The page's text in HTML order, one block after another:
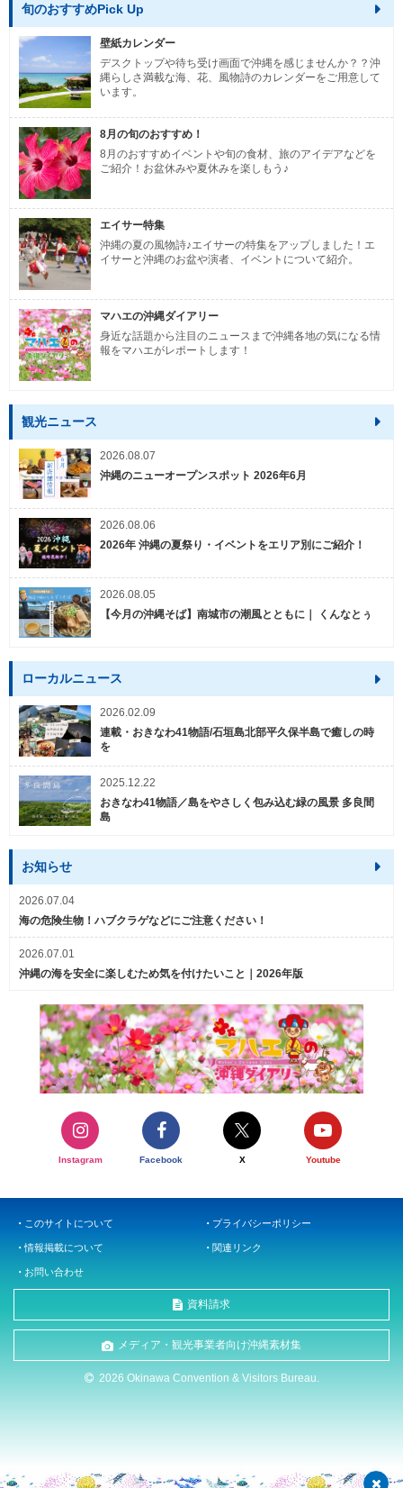
旬のおすすめPick Up
壁紙カレンダー
デスクトップや待ち受け画面で沖縄を感じませんか？？沖
縄らしさ満載な海、花、風物詩のカレンダーをご用意して
います。
8月の旬のおすすめ！
8月のおすすめイベントや旬の食材、旅のアイデアなどを
ご紹介！お盆休みや夏休みを楽しもう♪
エイサー特集
沖縄の夏の風物詩♪エイサーの特集をアップしました！エ
イサーと沖縄のお盆や演者、イベントについて紹介。
マハエの沖縄ダイアリー
身近な話題から注目のニュースまで沖縄各地の気になる情
報をマハエがレポートします！
観光ニュース
2026.08.07
沖縄のニューオープンスポット 2026年6月
2026.08.06
2026年 沖縄の夏祭り・イベントをエリア別にご紹介！
2026.08.05
【今月の沖縄そば】南城市の潮風とともに｜ くんなとぅ
ローカルニュース
2026.02.09
連載・おきなわ41物語/石垣島北部平久保半島で癒しの時
を
2025.12.22
おきなわ41物語／島をやさしく包み込む緑の風景 多良間
島
お知らせ
2026.07.04
海の危険生物！ハブクラゲなどにご注意ください！
2026.07.01
沖縄の海を安全に楽しむため気を付けたいこと｜2026年版
Instagram Facebook X Youtube
このサイトについて プライバシーポリシー
情報掲載について 関連リンク
お問い合わせ
資料請求
メディア・観光事業者向け沖縄素材集
2026 Okinawa Convention & Visitors Bureau.